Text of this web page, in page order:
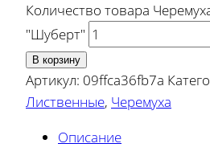
Количество товара
"Шуберт"
В корзину
Артикул: 09ffca36fb7a
Лиственные, Черемуха
Описание